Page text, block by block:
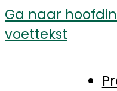
Ga naar
voettekst